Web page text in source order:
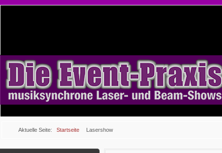
Aktuelle Seite: Startseite Lasershow